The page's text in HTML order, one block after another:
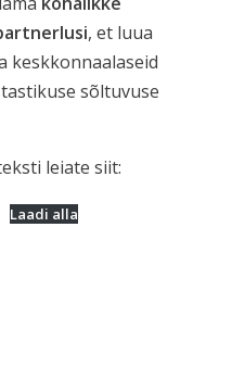
, et luua
keskkonnaalaseid
sõltuvuse
leiate siit:
Laadi alla